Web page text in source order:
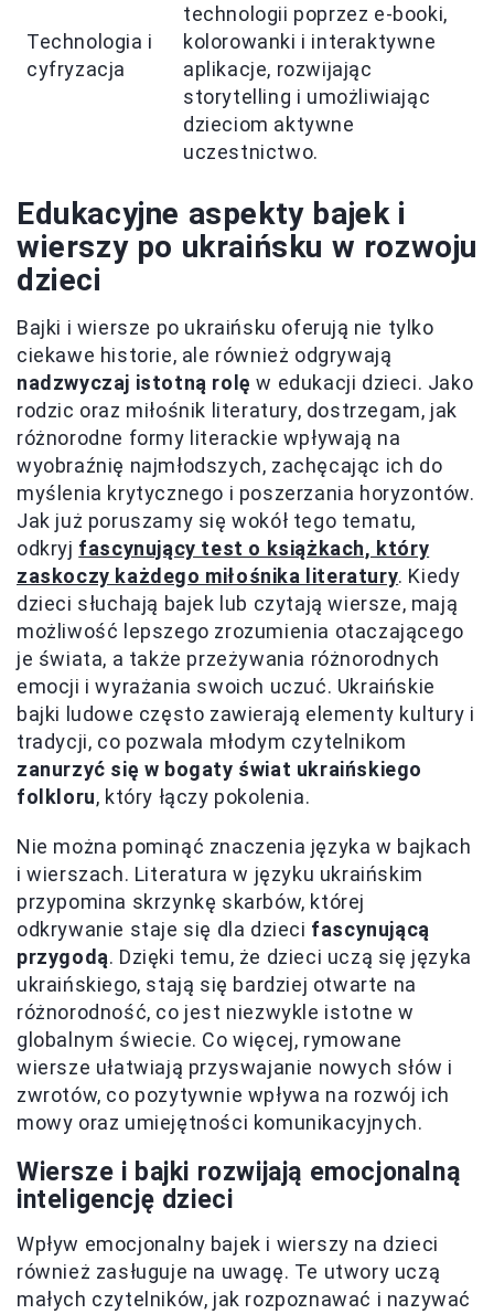
Technologia i
cyfryzacja
technologii poprzez e-booki,
kolorowanki i interaktywne
aplikacje, rozwijając
storytelling i umożliwiając
dzieciom aktywne
uczestnictwo.
Edukacyjne aspekty bajek i
wierszy po ukraińsku w rozwoju
dzieci
Bajki i wiersze po ukraińsku oferują nie tylko
ciekawe historie, ale również odgrywają
nadzwyczaj istotną rolę w edukacji dzieci. Jako
rodzic oraz miłośnik literatury, dostrzegam, jak
różnorodne formy literackie wpływają na
wyobraźnię najmłodszych, zachęcając ich do
myślenia krytycznego i poszerzania horyzontów.
Jak już poruszamy się wokół tego tematu,
odkryj fascynujący test o książkach, który
zaskoczy każdego miłośnika literatury. Kiedy
dzieci słuchają bajek lub czytają wiersze, mają
możliwość lepszego zrozumienia otaczającego
je świata, a także przeżywania różnorodnych
emocji i wyrażania swoich uczuć. Ukraińskie
bajki ludowe często zawierają elementy kultury i
tradycji, co pozwala młodym czytelnikom
zanurzyć się w bogaty świat ukraińskiego
folkloru, który łączy pokolenia.
Nie można pominąć znaczenia języka w bajkach
i wierszach. Literatura w języku ukraińskim
przypomina skrzynkę skarbów, której
odkrywanie staje się dla dzieci fascynującą
przygodą. Dzięki temu, że dzieci uczą się języka
ukraińskiego, stają się bardziej otwarte na
różnorodność, co jest niezwykle istotne w
globalnym świecie. Co więcej, rymowane
wiersze ułatwiają przyswajanie nowych słów i
zwrotów, co pozytywnie wpływa na rozwój ich
mowy oraz umiejętności komunikacyjnych.
Wiersze i bajki rozwijają emocjonalną
inteligencję dzieci
Wpływ emocjonalny bajek i wierszy na dzieci
również zasługuje na uwagę. Te utwory uczą
małych czytelników, jak rozpoznawać i nazywać